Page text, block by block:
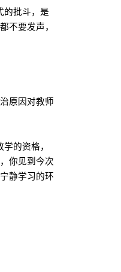
的批斗，是
不要发声，
原因对教师
的资格，
你见到今次
静学习的环